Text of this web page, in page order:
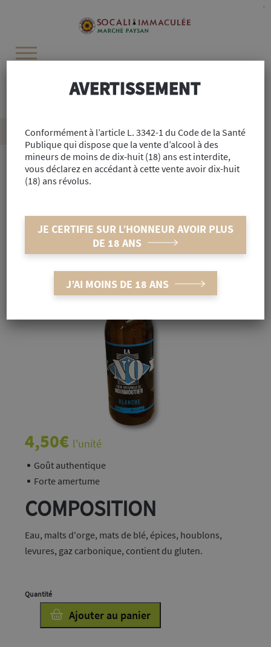
Accueil>Alimentaire>Cave> Bières>La N’o Blanche 33cl
Réf : #42963
4,50€ l'unité
Goût authentique
Forte amertume
COMPOSITION
Eau, malts d'orge, mats de blé, épices, houblons,
levures, gaz carbonique, contient du gluten.
quantité
Ajouter au panier
AVERTISSEMENT
Conformément à l’article L. 3342-1 du Code de la Santé
Publique qui dispose que la vente d’alcool à des
mineurs de moins de dix-huit (18) ans est interdite,
vous déclarez en accédant à cette vente avoir dix-huit
(18) ans révolus.
JE CERTIFIE SUR L’HONNEUR AVOIR PLUS
DE 18 ANS
J’AI MOINS DE 18 ANS
-